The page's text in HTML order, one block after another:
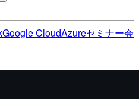
Google CloudAzureセミナー会